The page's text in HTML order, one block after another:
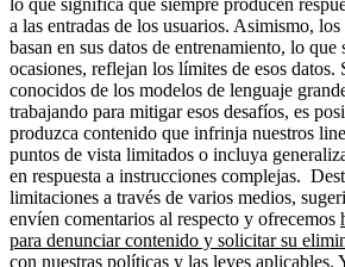
lo que significa que siempre producen
a las entradas de los usuarios. Asimismo,
basan en sus datos de entrenamiento, lo
ocasiones, reflejan los límites de esos datos.
conocidos de los modelos de lenguaje
trabajando para mitigar esos desafíos, es
produzca contenido que infrinja nuestros
puntos de vista limitados o incluya
en respuesta a instrucciones complejas.
limitaciones a través de varios medios,
envíen comentarios al respecto y ofrecemos
para denunciar contenido y solicitar su
con nuestras políticas y las leyes aplicables.